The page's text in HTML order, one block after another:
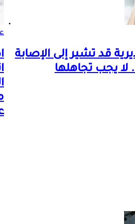
قد تشير إلى الإصابة
لا يجب تجاهلها